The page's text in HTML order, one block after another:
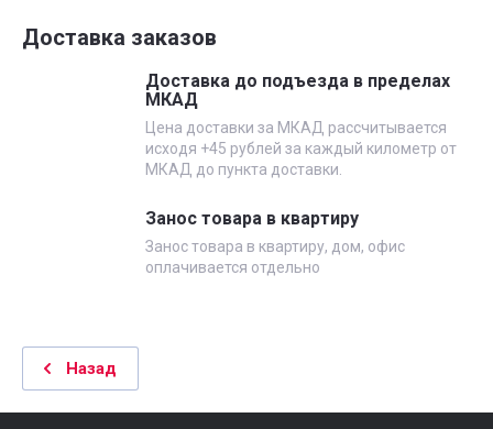
Доставка заказов
Доставка до подъезда в пределах
МКАД
Цена доставки за МКАД рассчитывается
исходя +45 рублей за каждый километр от
МКАД до пункта доставки.
Занос товара в квартиру
Занос товара в квартиру, дом, офис
оплачивается отдельно
Назад